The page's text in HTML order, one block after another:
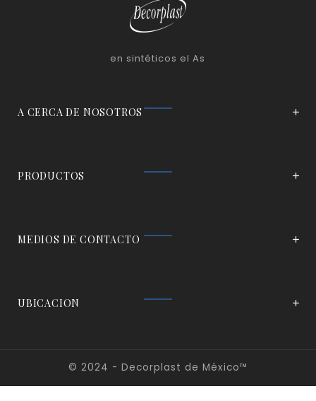
en sintéticos el As
A CERCA DE NOSOTROS
PRODUCTOS
MEDIOS DE CONTACTO
UBICACION
© 2024 - Decorplast de México™